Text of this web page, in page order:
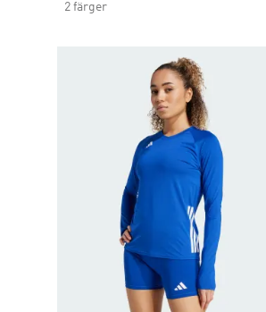
2 färger